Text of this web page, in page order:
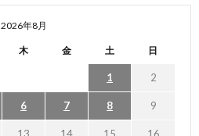
2026年8月
木 金 土 日
1 2
6 7 8 9